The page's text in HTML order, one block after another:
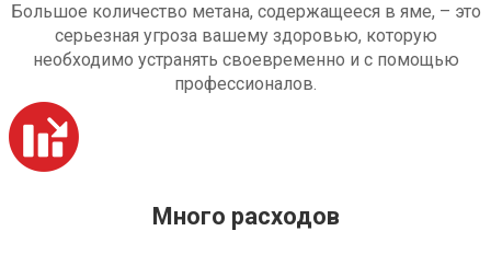
Большое количество метана, содержащееся в яме, – это
серьезная угроза вашему здоровью, которую
необходимо устранять своевременно и с помощью
профессионалов.
Много расходов